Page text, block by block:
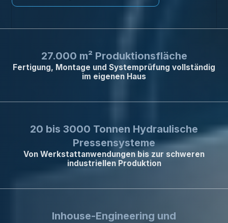
27.000 m² Produktionsfläche
Fertigung, Montage und Systemprüfung vollständig
im eigenen Haus
20 bis 3000 Tonnen Hydraulische
Pressensysteme
Von Werkstattanwendungen bis zur schweren
industriellen Produktion
Inhouse-Engineering und